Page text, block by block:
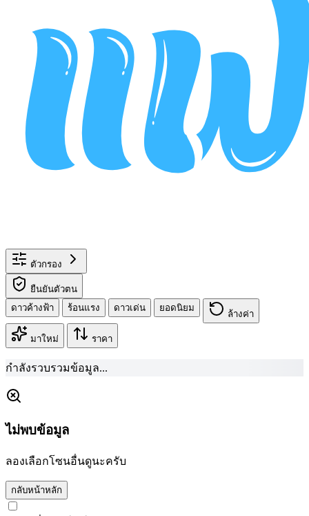
ตัวกรอง
ยืนยันตัวตน
ดาวค้างฟ้า
ร้อนแรง ดาวเด่น ยอดนิยม
ล้างค่า
มาใหม่ ราคา
กำลังรวบรวมข้อมูล...
ไม่พบข้อมูล
ลองเลือกโซนอื่นดูนะครับ
กลับหน้าหลัก